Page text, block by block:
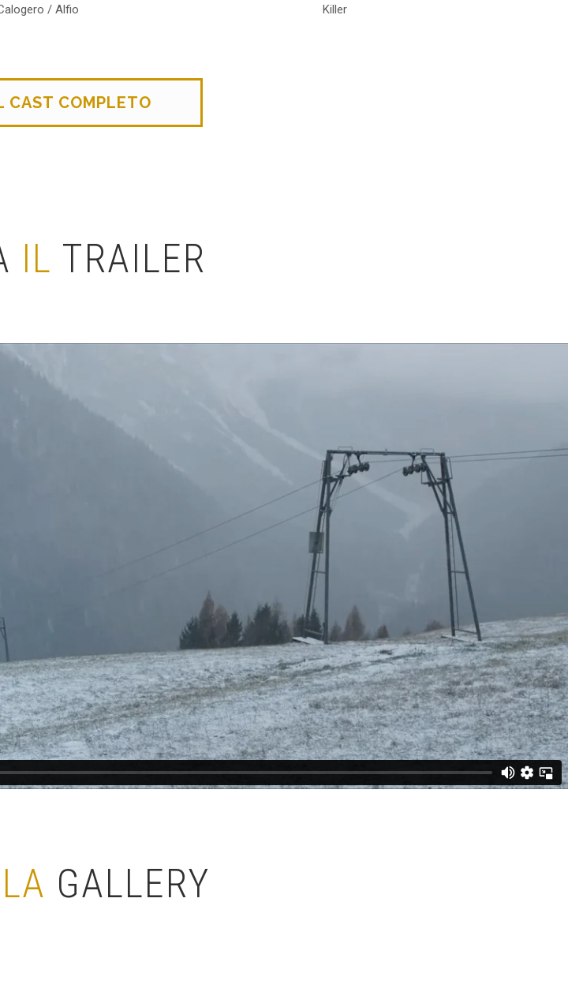
/ Alfio Killer
CAST COMPLETO
IL TRAILER
LA GALLERY